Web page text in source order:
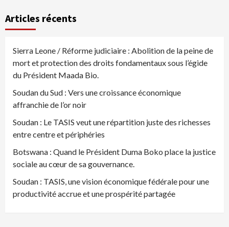
Articles récents
Sierra Leone / Réforme judiciaire : Abolition de la peine de
mort et protection des droits fondamentaux sous l’égide
du Président Maada Bio.
Soudan du Sud : Vers une croissance économique
affranchie de l’or noir
Soudan : Le TASIS veut une répartition juste des richesses
entre centre et périphéries
Botswana : Quand le Président Duma Boko place la justice
sociale au cœur de sa gouvernance.
Soudan : TASIS, une vision économique fédérale pour une
productivité accrue et une prospérité partagée